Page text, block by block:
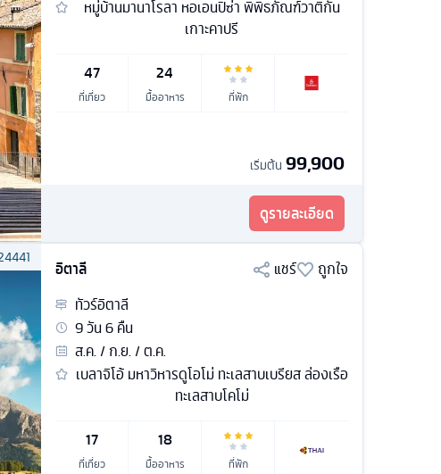
หมู่บ้านมานาโรลา หอเอนปิซ่า พิพิธภัณฑ์วาติกัน
เกาะคาปรี
47
ที่เที่ยว
24
มื้ออาหาร ที่พัก
เริ่มต้น 99,900
ดูรายละเอียด
อิตาลี แชร์
ถูกใจ
ทัวร์อิตาลี
9วัน6คืน
ส.ค. / ก.ย. / ต.ค.
เบลาจิโอ้ มหาวิหารดูโอโม่ ทะเลสาบเบรียส ล่องเรือ
ทะเลสาบโคโม่
17
ที่เที่ยว
18
มื้ออาหาร ที่พัก